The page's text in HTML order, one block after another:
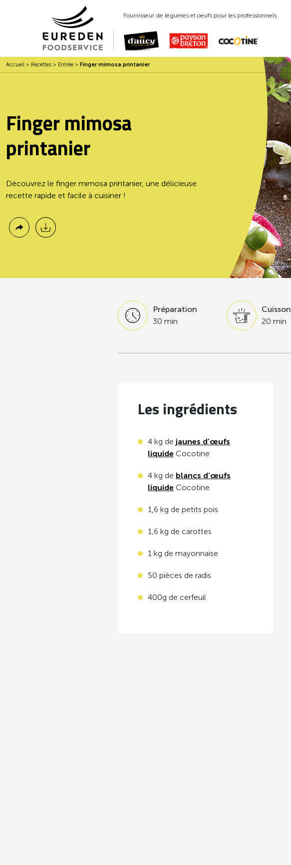
Fournisseur de légumes et oeufs pour les professionnels
Accueil > Recettes > Entrée > Finger mimosa printanier
Finger mimosa
printanier
Découvrez le finger mimosa printanier, une délicieuse
recette rapide et facile à cuisiner !
Préparation
30 min
Cuisson
20 min
Les ingrédients
4 kg de jaunes d’œufs
liquide Cocotine
4 kg de blancs d’œufs
liquide Cocotine
1,6 kg de petits pois
1,6 kg de carottes
1 kg de mayonnaise
50 pièces de radis
400g de cerfeuil